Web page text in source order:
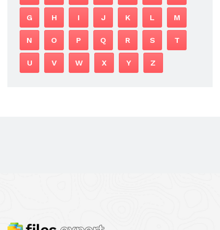
G H I J K L M
N O P Q R S T
U V W X Y Z